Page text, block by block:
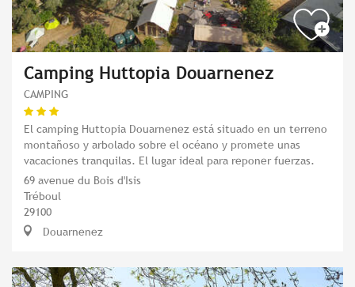
Camping Huttopia Douarnenez
CAMPING
El camping Huttopia Douarnenez está situado en un terreno
montañoso y arbolado sobre el océano y promete unas
vacaciones tranquilas. El lugar ideal para reponer fuerzas.
69 avenue du Bois d'Isis
Tréboul
29100
Douarnenez